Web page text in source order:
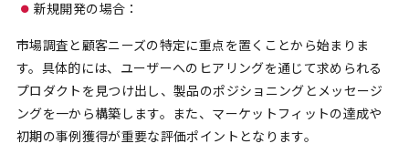
新規開発の場合：
市場調査と顧客ニーズの特定に重点を置くことから始まりま
す。具体的には、ユーザーへのヒアリングを通じて求められる
プロダクトを見つけ出し、製品のポジショニングとメッセージ
ングを一から構築します。また、マーケットフィットの達成や
初期の事例獲得が重要な評価ポイントとなります。